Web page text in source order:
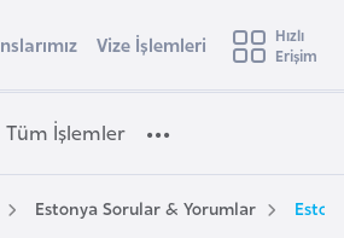
ülkeyi seçin
e
t
Vize İşlemleri
Hızlı
Erişim
Tüm İşlemler
Estonya Sorular & Yorumlar